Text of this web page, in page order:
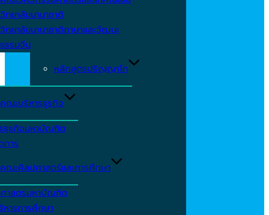
วิทยาลัยนานาชาติ
วิทยาลัยนานาชาติภาษาและวัฒนะ
ธรรมจีน
หลักสูตรปริญญาโท
คณะบริหารธุรกิจ
ธุรกิจมหาบัณฑิต
การ
คณะศิลปศาสตร์และการศึกษา
าสตรมหาบัณฑิต
หารการศึกษา